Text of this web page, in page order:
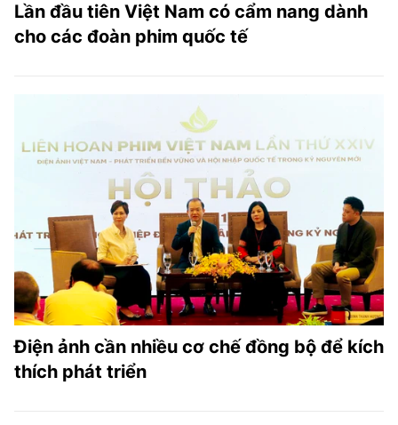
Lần đầu tiên Việt Nam có cẩm nang dành
cho các đoàn phim quốc tế
Điện ảnh cần nhiều cơ chế đồng bộ để kích
thích phát triển